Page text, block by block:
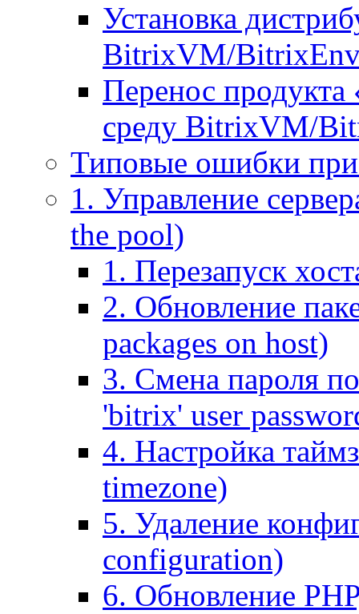
Установка
BitrixVM/
Перенос
среду BitrixVM/
Типовые ошибки при
1. Управление
the pool)
1. Перезапуск
2. Обновление
packages on host)
3. Смена пароля
'bitrix' user
4. Настройка
timezone)
5. Удаление
configuration)
6. Обновление